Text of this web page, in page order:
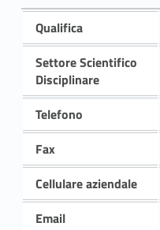
Qualifica
Settore Scientifico
Disciplinare
Telefono
Fax
Cellulare aziendale
Email